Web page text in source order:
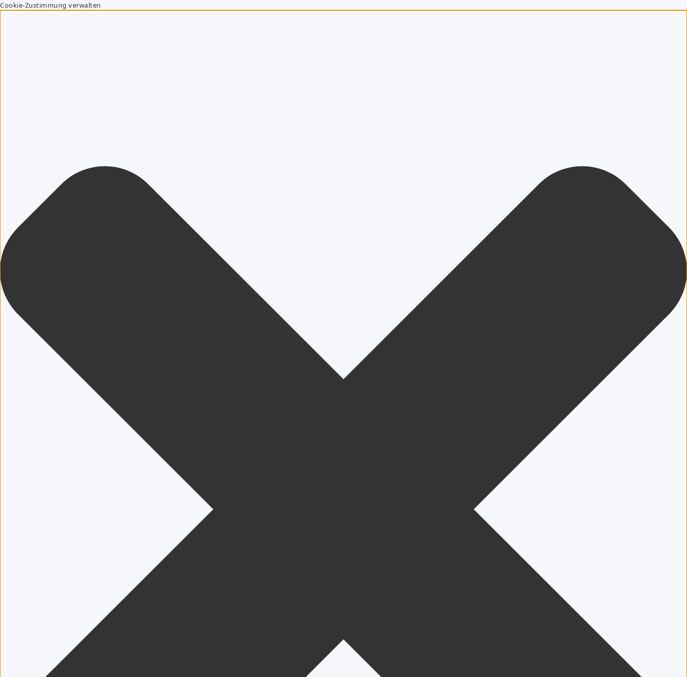
Cookie-Zustimmung verwalten